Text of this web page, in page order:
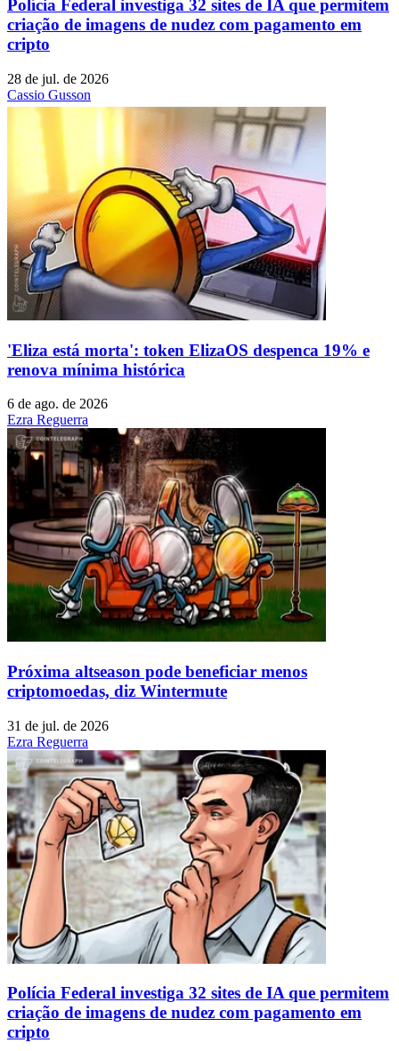
Polícia Federal investiga 32 sites de IA que permitem
criação de imagens de nudez com pagamento em
cripto
28 de jul. de 2026
Cassio Gusson
'Eliza está morta': token ElizaOS despenca 19% e
renova mínima histórica
6 de ago. de 2026
Ezra Reguerra
Próxima altseason pode beneficiar menos
criptomoedas, diz Wintermute
31 de jul. de 2026
Ezra Reguerra
Polícia Federal investiga 32 sites de IA que permitem
criação de imagens de nudez com pagamento em
cripto